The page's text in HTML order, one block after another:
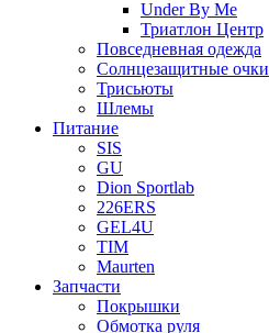
Under By Me
Триатлон Центр
Повседневная одежда
Солнцезащитные очки
Трисьюты
Шлемы
Питание
SIS
GU
Dion Sportlab
226ERS
GEL4U
TIM
Maurten
Запчасти
Покрышки
Обмотка руля